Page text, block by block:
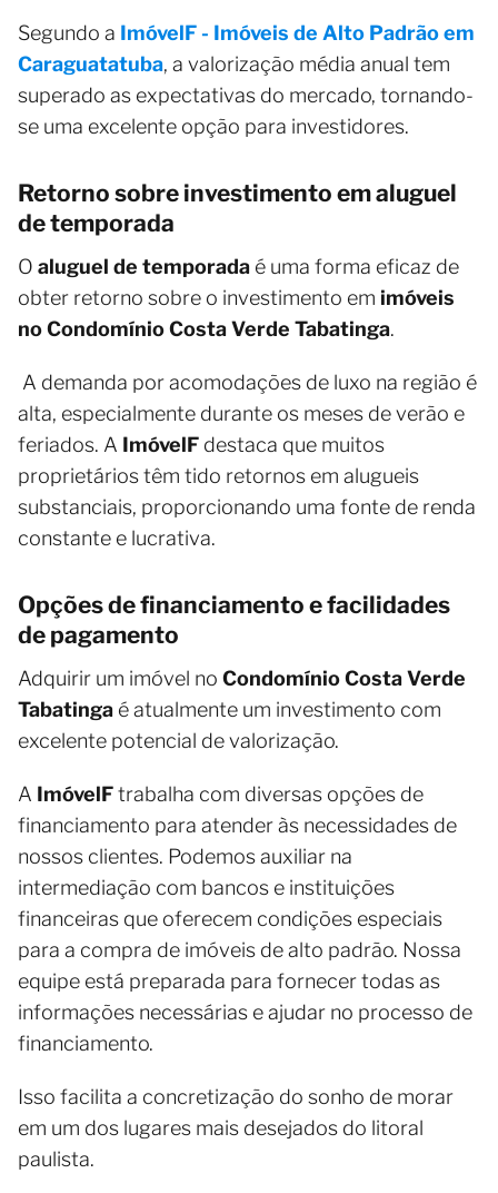
Segundo a ImóvelF - Imóveis de Alto Padrão em
Caraguatatuba, a valorização média anual tem
superado as expectativas do mercado, tornando-
se uma excelente opção para investidores.
Retorno sobre investimento em aluguel
de temporada
O aluguel de temporada é uma forma eficaz de
obter retorno sobre o investimento em imóveis
no Condomínio Costa Verde Tabatinga.
A demanda por acomodações de luxo na região é
alta, especialmente durante os meses de verão e
feriados. A ImóvelF destaca que muitos
proprietários têm tido retornos em alugueis
substanciais, proporcionando uma fonte de renda
constante e lucrativa.
Opções de financiamento e facilidades
de pagamento
Adquirir um imóvel no Condomínio Costa Verde
Tabatinga é atualmente um investimento com
excelente potencial de valorização.
A ImóvelFtrabalha com diversas opções de
financiamento para atender às necessidades de
nossos clientes. Podemos auxiliar na
intermediação com bancos e instituições
financeiras que oferecem condições especiais
para a compra de imóveis de alto padrão. Nossa
equipe está preparada para fornecer todas as
informações necessárias e ajudar no processo de
financiamento.
Isso facilita a concretização do sonho de morar
em um dos lugares mais desejados do litoral
paulista.